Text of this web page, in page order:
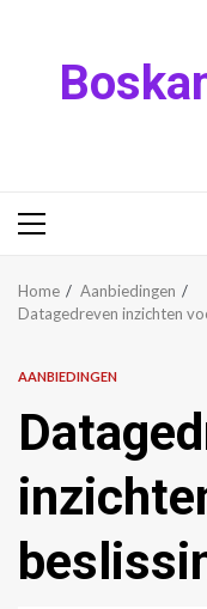
Primary
Home
Aanbiedingen
Datagedreven inzichten
AANBIEDINGEN